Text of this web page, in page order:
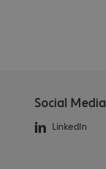
Social Media
LinkedIn